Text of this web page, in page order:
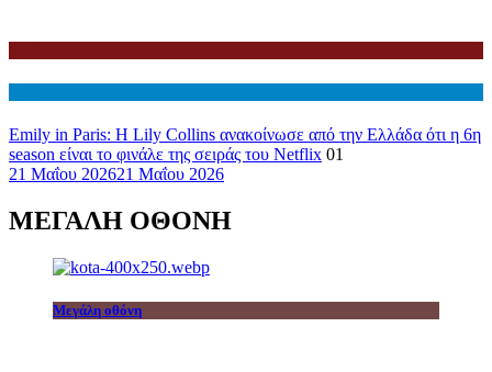
Emily in Paris: Η Lily Collins ανακοίνωσε από την Ελλάδα ότι η 6η
season είναι το φινάλε της σειράς του Netflix 01
21 Μαΐου 202621 Μαΐου 2026
ΜΕΓΑΛΗ ΟΘΟΝΗ
Μεγάλη οθόνη